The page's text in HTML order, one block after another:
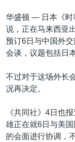
重要讲话与声明
台海两岸关系
南中国海争端
关注西藏
关注新疆
GEN Z 看美国
其他语言网站
华盛顿 — 日本《
说，正在马来西亚
预订6日与中国外
会谈，议题包括日
不过对于这场外长
况再决定。
《共同社》4日也
雄正在就6日与美
的会面进行协调，